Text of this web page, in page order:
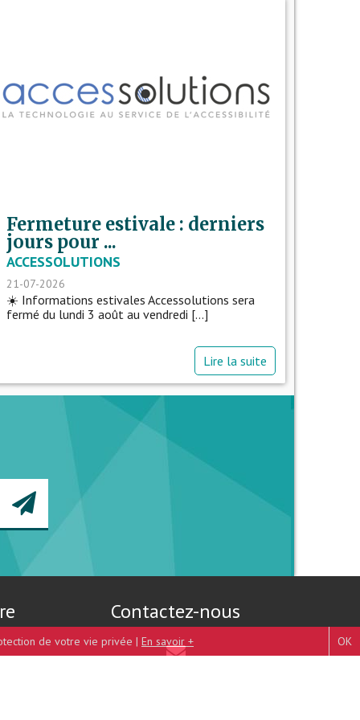
Fermeture estivale : derniers
jours pour ...
ACCESSOLUTIONS
21-07-2026
☀️ Informations estivales Accessolutions sera
fermé du lundi 3 août au vendredi [...]
Lire la suite
Contactez-nous
de votre vie privée | En savoir + OK